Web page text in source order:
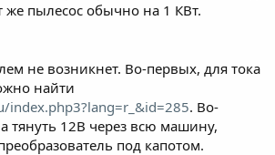
пылесос обычно на 1 КВт.
не возникнет. Во-первых, для тока
найти
index.php3?lang=r_&id=285. Во-
тянуть 12В через всю машину,
под капотом.